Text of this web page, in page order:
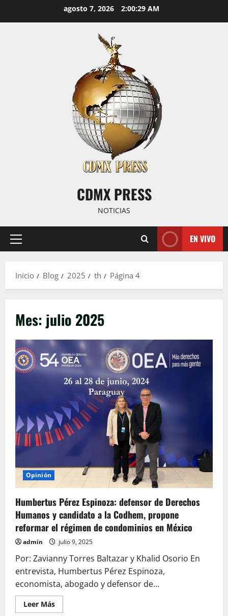
agosto 7, 2026 2:00:30 AM
CDMX PRESS
NOTICIAS
Menú
EN VIVO
Inicio Blog 2025 th Página 4
Mes: julio 2025
Opinión
Humbertus Pérez Espinoza: defensor de Derechos
Humanos y candidato a la Codhem, propone
reformar el régimen de condominios en México
admin julio 9, 2025
Por: Zavianny Torres Baltazar y Khalid Osorio En
entrevista, Humbertus Pérez Espinoza,
economista, abogado y defensor de...
Leer MásLeer
más